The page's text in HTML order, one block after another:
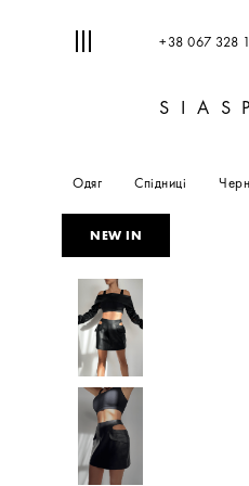
+38 067 328
Одяг Спідниці